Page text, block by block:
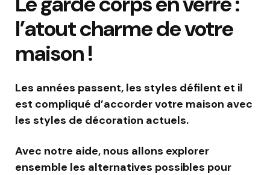
l’atout charme de votre
maison !
Les années passent, les styles défilent et il
est compliqué d’accorder votre maison avec
les styles de décoration actuels.
Avec notre aide, nous allons explorer
ensemble les alternatives possibles pour